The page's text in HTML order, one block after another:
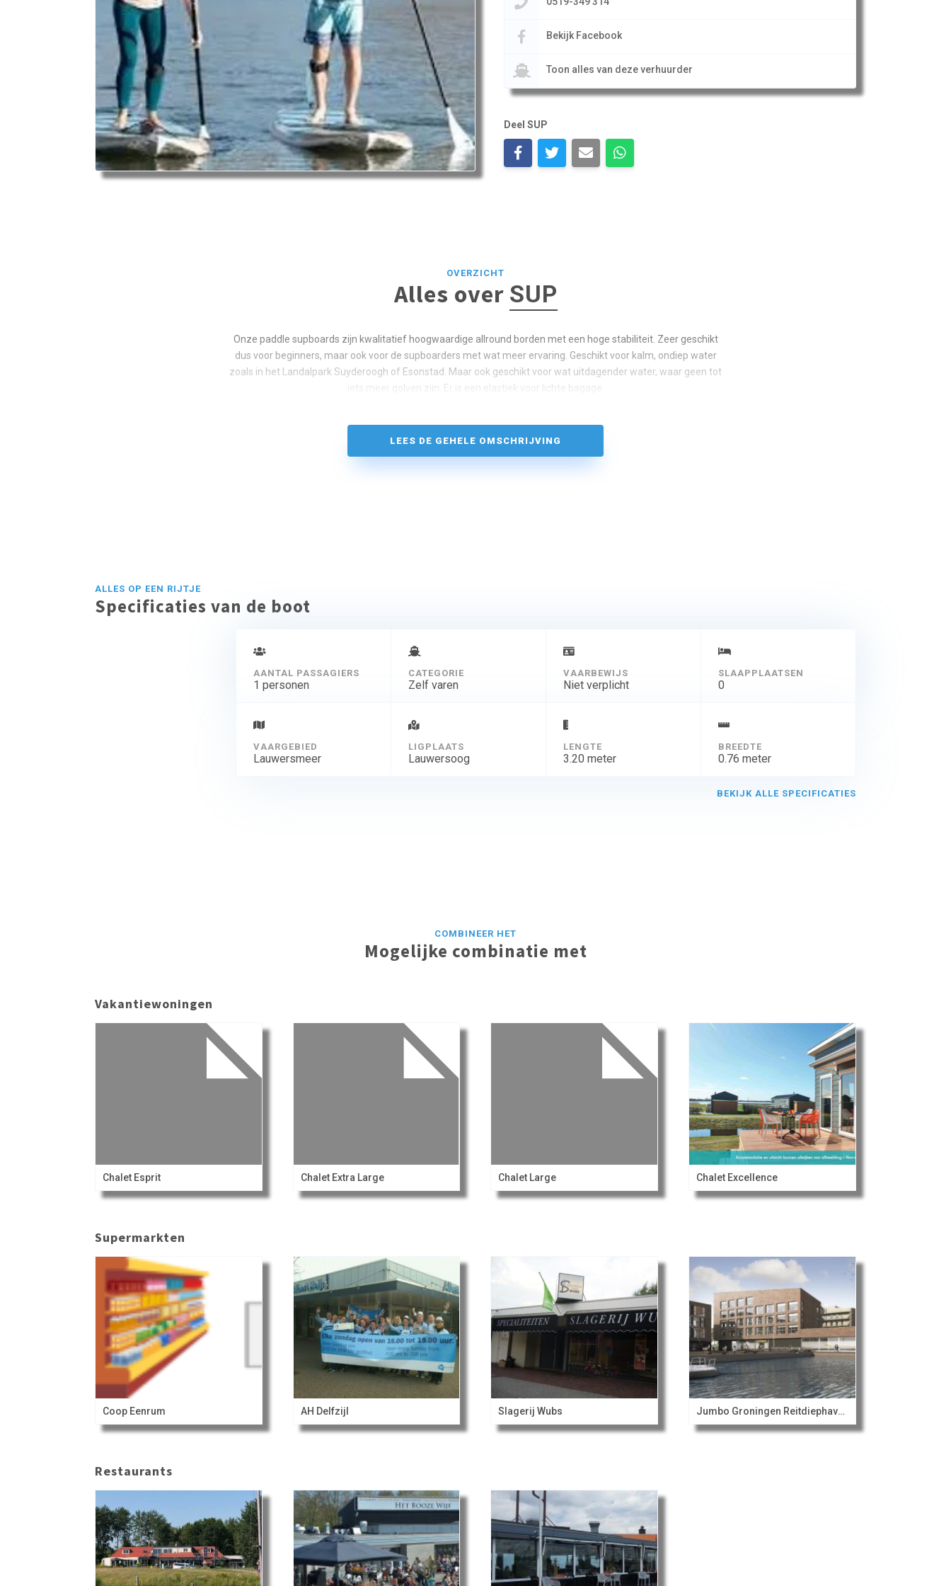
Bekijk Facebook
Toon alles van deze verhuurder
Deel SUP
OVERZICHT
Alles over SUP
Onze paddle supboards zijn kwalitatief hoogwaardige allround borden met een hoge stabiliteit. Zeer geschikt
dus voor beginners, maar ook voor de supboarders met wat meer ervaring. Geschikt voor kalm, ondiep water
zoals in het Landalpark Suyderoogh of Esonstad. Maar ook geschikt voor wat uitdagender water, waar geen tot
iets meer golven zijn. Er is een elastiek voor lichte bagage.
LEES DE GEHELE OMSCHRIJVING
ALLES OP EEN RIJTJE
Specificaties van de boot
AANTAL PASSAGIERS
1 personen
CATEGORIE
Zelf varen
VAARBEWIJS
Niet verplicht
SLAAPPLAATSEN
0
VAARGEBIED
Lauwersmeer
LIGPLAATS
Lauwersoog
LENGTE
3.20 meter
BREEDTE
0.76 meter
BEKIJK ALLE SPECIFICATIES
COMBINEER HET
Mogelijke combinatie met
Vakantiewoningen
Chalet Esprit Chalet Extra Large Chalet Large Chalet Excellence
Supermarkten
Coop Eenrum AH Delfzijl Slagerij Wubs Jumbo Groningen Reitdiephaven
Restaurants